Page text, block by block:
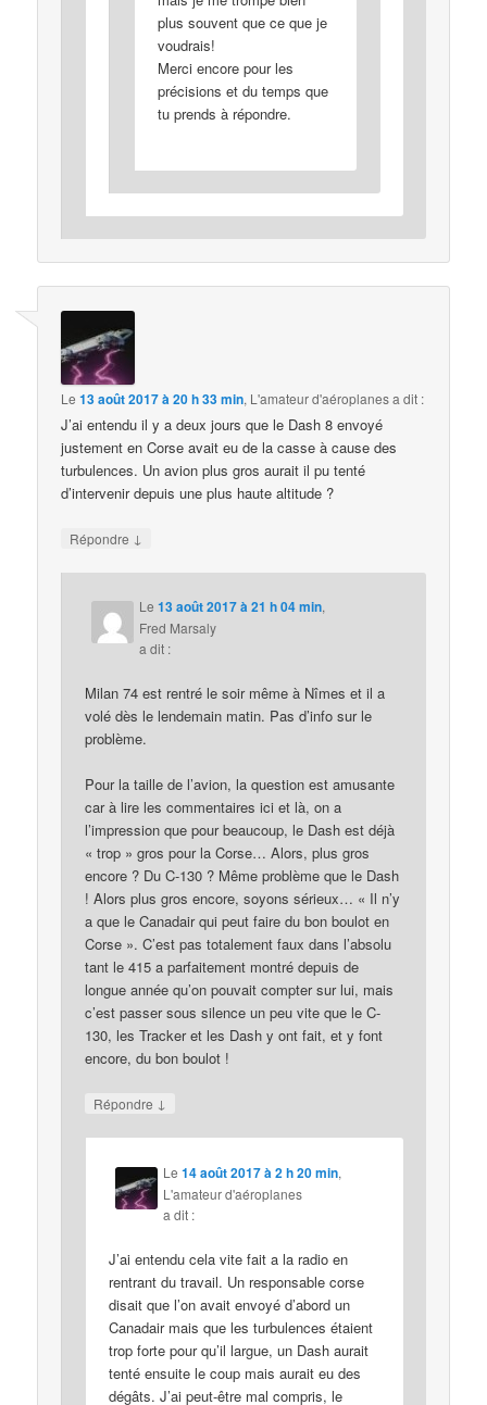
plus souvent que ce que je
voudrais!
Merci encore pour les
précisions et du temps que
tu prends à répondre.
Le13 août 2017 à 20 h 33 min, L'amateur d'aéroplanesa dit :
J’ai entendu il y a deux jours que le Dash 8 envoyé
justement en Corse avait eu de la casse à cause des
turbulences. Un avion plus gros aurait il pu tenté
d’intervenir depuis une plus haute altitude ?
Répondre ↓
Le13 août 2017 à 21 h 04 min,
Fred Marsaly
a dit :
Milan 74 est rentré le soir même à Nîmes et il a
volé dès le lendemain matin. Pas d’info sur le
problème.
Pour la taille de l’avion, la question est amusante
car à lire les commentaires ici et là, on a
l’impression que pour beaucoup, le Dash est déjà
« trop » gros pour la Corse… Alors, plus gros
encore ? Du C-130 ? Même problème que le Dash
! Alors plus gros encore, soyons sérieux… « Il n’y
a que le Canadair qui peut faire du bon boulot en
Corse ». C’est pas totalement faux dans l’absolu
tant le 415 a parfaitement montré depuis de
longue année qu’on pouvait compter sur lui, mais
c’est passer sous silence un peu vite que le C-
130, les Tracker et les Dash y ont fait, et y font
encore, du bon boulot !
Répondre ↓
Le14 août 2017 à 2 h 20 min,
L'amateur d'aéroplanes
a dit :
J’ai entendu cela vite fait a la radio en
rentrant du travail. Un responsable corse
disait que l’on avait envoyé d’abord un
Canadair mais que les turbulences étaient
trop forte pour qu’il largue, un Dash aurait
tenté ensuite le coup mais aurait eu des
dégâts. J’ai peut-être mal compris, le